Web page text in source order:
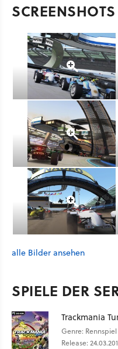
SCREENSHOTS
alle Bilder ansehen
SPIELE DER
Trackmania
Genre: Rennspiel
Release: